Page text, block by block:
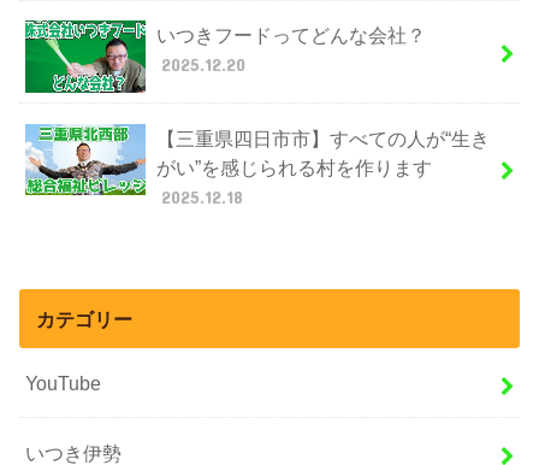
いつきフードってどんな会社？
2025.12.20
【三重県四日市市】すべての人が“生き
がい”を感じられる村を作ります
2025.12.18
カテゴリー
YouTube
いつき伊勢